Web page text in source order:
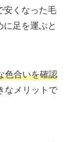
安くなった毛
足を運ぶと
色合いを確認
なメリットで